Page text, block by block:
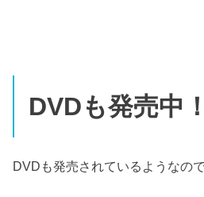
DVDも発売中！
DVDも発売されているようなので